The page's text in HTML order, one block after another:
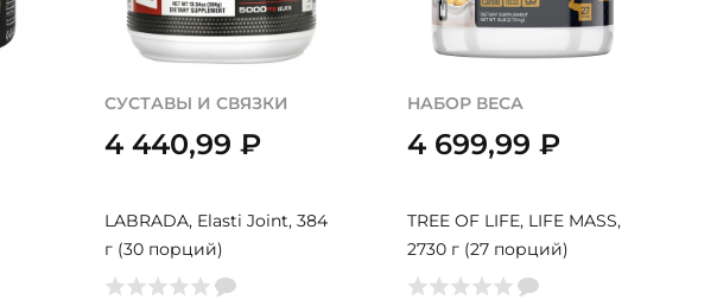
СУСТАВЫ И СВЯЗКИ
4 440,99₽
LABRADA, Elasti Joint, 384
г (30 порций)
НАБОР ВЕСА
4 699,99 ₽
TREE OF LIFE, LIFE MASS,
2730 г (27 порций)